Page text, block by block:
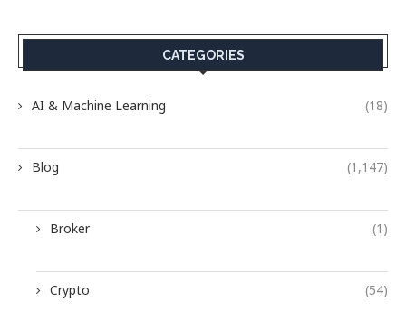
CATEGORIES
AI & Machine Learning (18)
Blog (1,147)
Broker (1)
Crypto (54)